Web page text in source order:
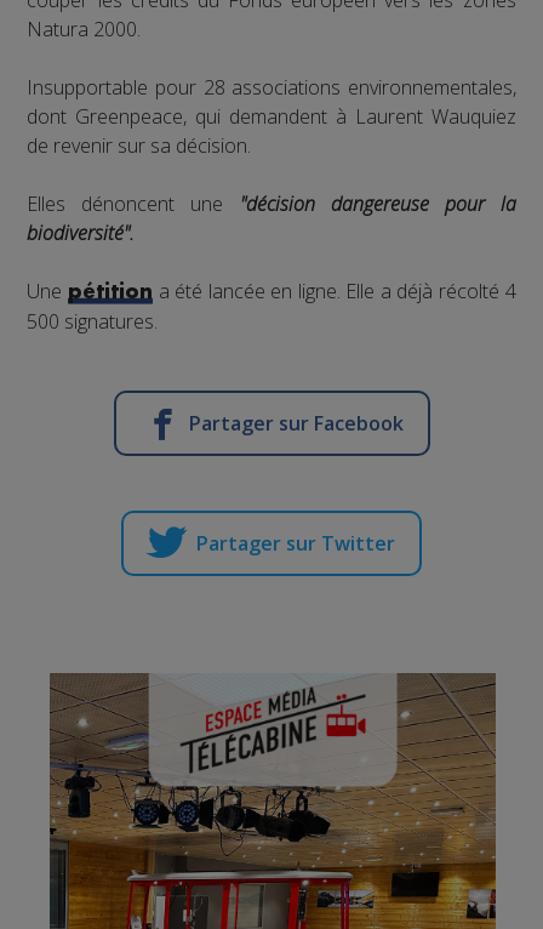
Natura 2000.
Insupportable pour 28 associations environnementales,
dont Greenpeace, qui demandent à Laurent Wauquiez
de revenir sur sa décision.
Elles dénoncent une
"décision dangereuse pour la
biodiversité".
Une pétitiona été lancée en ligne. Elle a déjà récolté 4
500 signatures.
Partager sur Facebook
Partager sur Twitter